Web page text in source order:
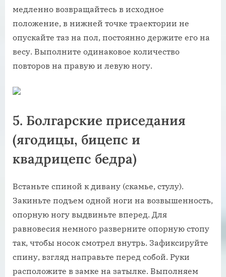
медленно возвращайтесь в исходное
положение, в нижней точке траектории не
опускайте таз на пол, постоянно держите его на
весу. Выполните одинаковое количество
повторов на правую и левую ногу.
5. Болгарские приседания
(ягодицы, бицепс и
квадрицепс бедра)
Встаньте спиной к дивану (скамье, стулу).
Закиньте подъем одной ноги на возвышенность,
опорную ногу выдвиньте вперед. Для
равновесия немного разверните опорную стопу
так, чтобы носок смотрел внутрь. Зафиксируйте
спину, взгляд направьте перед собой. Руки
расположите в замке на затылке. Выполняем